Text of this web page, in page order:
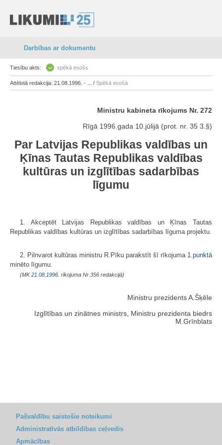
Darbības ar dokumentu
Tiesību akts: spēkā esošs
Attēlotā redakcija: 21.08.1996. - ... / Spēkā esošā
Ministru kabineta rīkojums Nr. 272
Rīgā 1996.gada 10.jūlijā (prot. nr. 35 3.§)
Par Latvijas Republikas valdības un
Ķīnas Tautas Republikas valdības
kultūras un izglītības sadarbības
līgumu
1. Akceptēt Latvijas Republikas valdības un Ķīnas Tautas
Republikas valdības kultūras un izglītības sadarbības līguma projektu.
2. Pilnvarot kultūras ministru R.Pīku parakstīt šī rīkojuma 1.punktā
minēto līgumu.
(MK21.08.1996. rīkojuma Nr.356 redakcijā)
Ministru prezidents A.Šķēle
Izglītības un zinātnes ministrs, Ministru prezidenta biedrs
M.Grīnblats
Pašvaldību saistošie noteikumi
Administratīvās atbildības ceļvedis
Apmācības